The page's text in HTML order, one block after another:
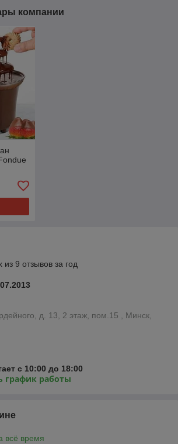
компании
9 отзывов за год
д. 13, 2 этаж, пом.15 , Минск,
с 10:00 до 18:00
график работы
всё время